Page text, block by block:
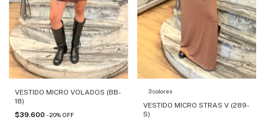
VESTIDO MICRO VOLADOS (BB-
18)
$39.600 -20% OFF
3 colores
VESTIDO MICRO STRAS V (289-
S)